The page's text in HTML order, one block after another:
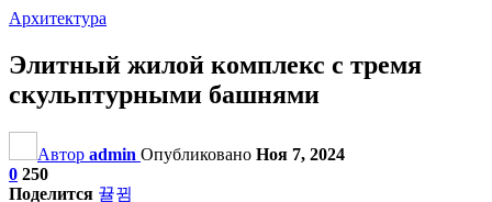
Архитектура
Элитный жилой комплекс с тремя
скульптурными башнями
Автор admin Опубликовано Ноя 7, 2024
0 250
Поделится